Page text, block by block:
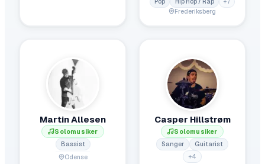
Pop Hip Hop / Rap +7
Frederiksberg
Martin Allesen
Solomusiker
Bassist
Odense
Casper Hillstrøm
Solomusiker
Sanger
Guitarist
+4